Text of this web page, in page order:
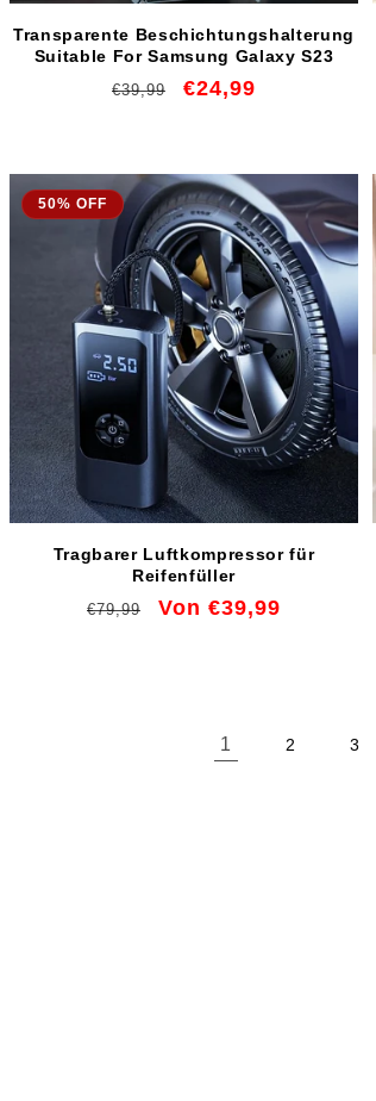
Transparente Beschichtungshalterung
Suitable For Samsung Galaxy S23
Normaler
€39,99 Verkaufspreis
€24,99
50% OFF
Tragbarer Luftkompressor für
Reifenfüller
Normaler
€79,99 Verkaufspreis
Von €39,99
1 2 3